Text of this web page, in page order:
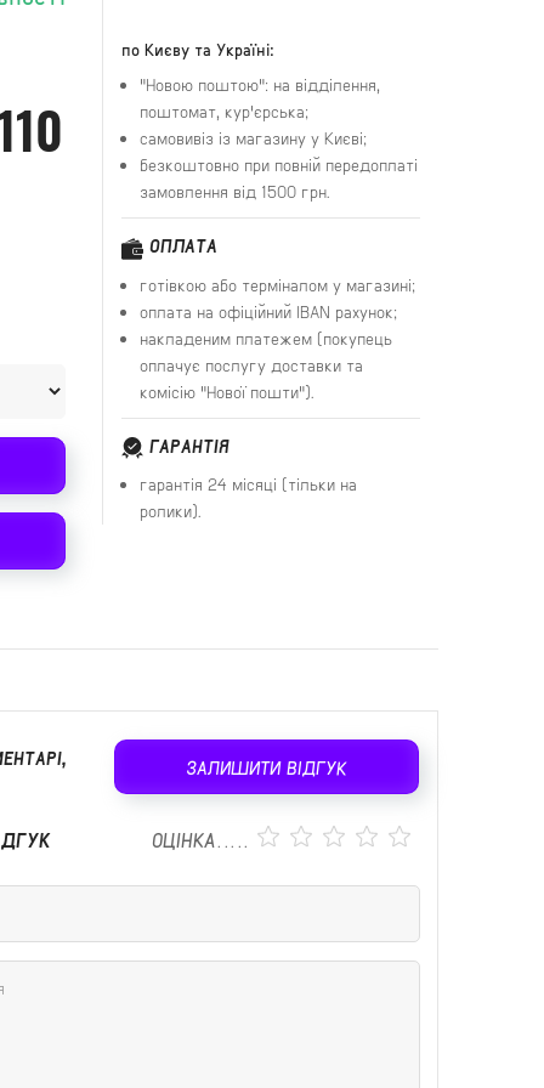
по Києву та Україні:
"Новою поштою": на відділення,
поштомат, кур'єрська;
самовивіз із магазину у Києві;
безкоштовно при повній передоплаті
замовлення від 1500 грн.
ОПЛАТА
готівкою або терміналом у магазині;
оплата на офіційний IBAN рахунок;
накладеним платежем (покупець
оплачує послугу доставки та
комісію "Нової пошти").
ГАРАНТІЯ
гарантія 24 місяці (тільки на
ролики).
ЗАЛИШИТИ ВІДГУК
ОЦІНКА